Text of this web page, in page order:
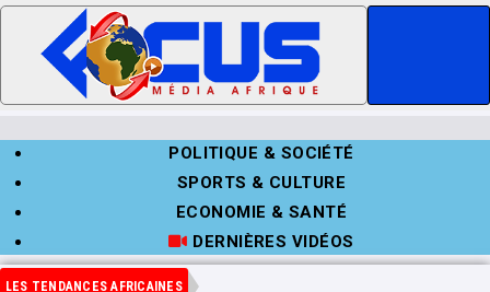
POLITIQUE & SOCIÉTÉ
SPORTS & CULTURE
ECONOMIE & SANTÉ
DERNIÈRES VIDÉOS
LES TENDANCES AFRICAINES